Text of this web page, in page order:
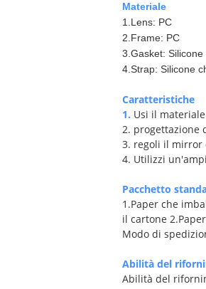
Materiale
1.Lens: PC
2.Frame: PC
3.Gasket:
4.Strap: Silicone
Caratteristiche
1. Usi il
2. progettazione
3. regoli il mirror
4. Utilizzi
Pacchetto
1.Paper che
il cartone
Modo di
Abilità del
Abilità del